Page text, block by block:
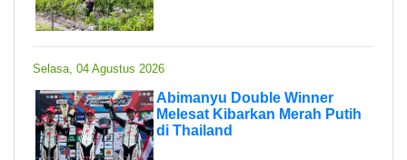
Selasa, 04 Agustus 2026
Abimanyu Double Winner
Melesat Kibarkan Merah Putih
di Thailand